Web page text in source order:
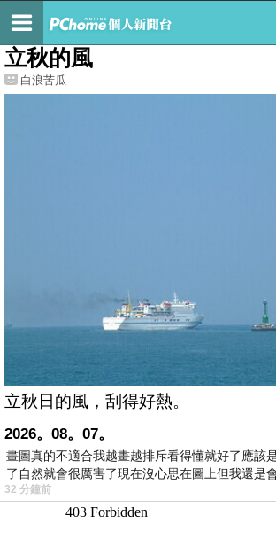
最新文章
立秋的風
白浪苦瓜
立秋日的風，刮得好熱。
2026。08。07。
畫圖真的不適合我越畫越排斥看得懂就好了應該
了自然就會很厲害了現在沒心思在圖上但我還
32 分鐘前